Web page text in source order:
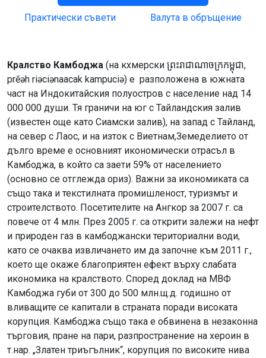
Практически съвети Валута в обръщение
Кралство Камбоджа (на кхмерски ព្រះរាជាណាចក្រកម្ពុជា,
prĕəh riəciənaacak kampuciə) е разположена в южната
част на Индокитайския полуостров с население над 14
000 000 души. Тя граничи на юг с Тайландския залив
(известен още като Сиамски залив), на запад с Тайланд,
на север с Лаос, и на изток с Виетнам,Земеделието от
дълго време е основният икономически отрасъл в
Камбоджа, в който са заети 59% от населението
(основно се отглежда ориз). Важни за икономиката са
също така и текстилната промишленост, туризмът и
строителството. Посетителите на Ангкор за 2007 г. са
повече от 4 млн. През 2005 г. са открити залежи на нефт
и природен газ в камбоджански териториални води,
като се очаква извличането им да започне към 2011 г.,
което ще окаже благоприятен ефект върху слабата
икономика на кралството. Според доклад на МВФ
Камбоджа губи от 300 до 500 млн.щ.д. годишно от
вливащите се капитали в страната поради високата
корупция. Камбоджа също така е обвинена в незаконна
търговия, пране на пари, разпространение на хероин в
т.нар. „Златен триъгълник“, корупция по високите нива